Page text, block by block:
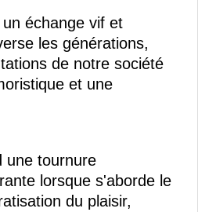
échange vif et
les générations,
de notre société
et une
une tournure
lorsque s'aborde le
du plaisir,